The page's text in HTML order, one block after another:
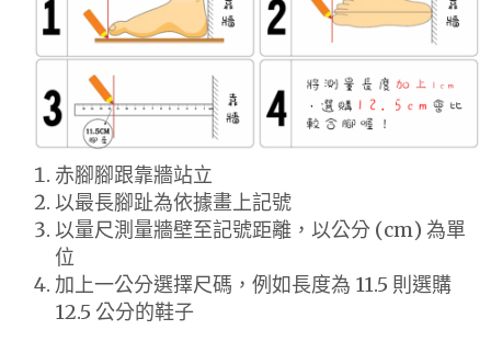
赤腳腳跟靠牆站立
以最長腳趾為依據畫上記號
以量尺測量牆壁至記號距離，以公分 (cm) 為單
位
加上一公分選擇尺碼，例如長度為 11.5 則選購
12.5 公分的鞋子